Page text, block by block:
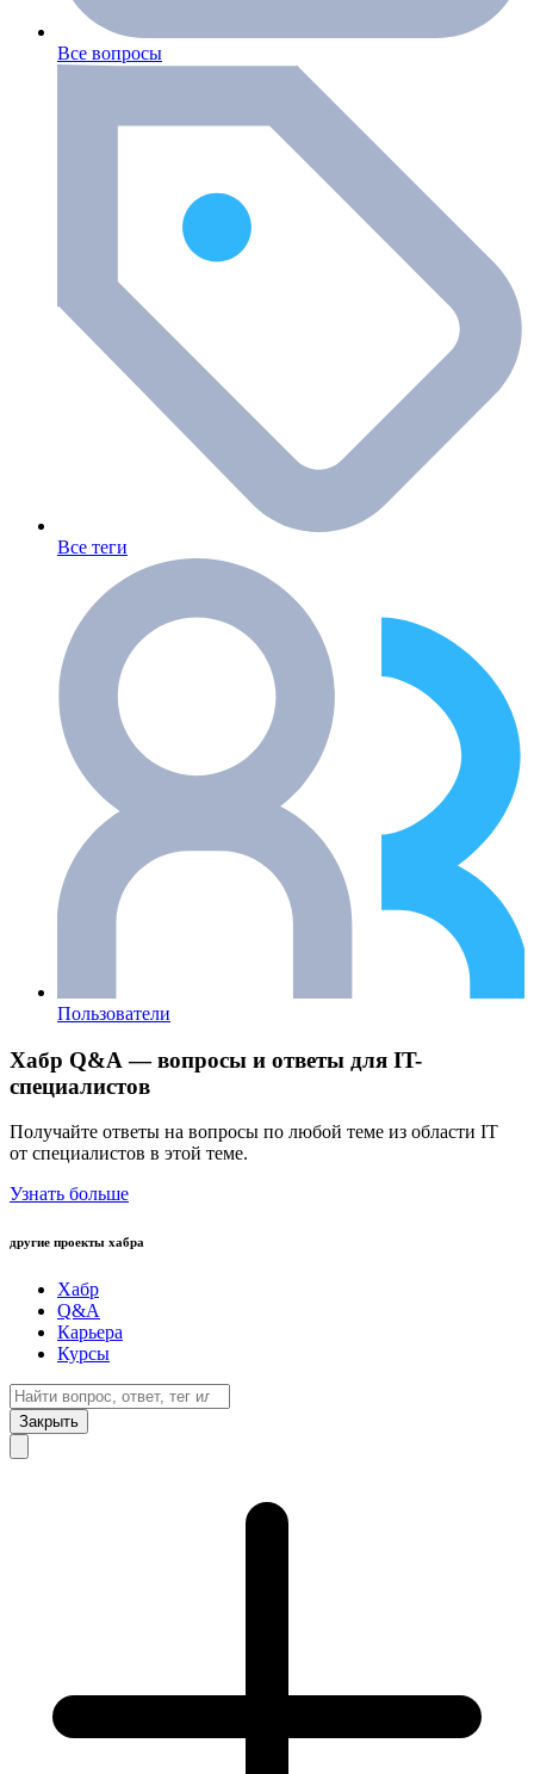
Все вопросы
Все теги
Пользователи
Хабр Q&A — вопросы и ответы для IT-
специалистов
Получайте ответы на вопросы по любой теме из области IT
от специалистов в этой теме.
Узнать больше
другие проекты хабра
Хабр
Q&A
Карьера
Курсы
Закрыть